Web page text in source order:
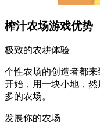
榨汁农场游戏优势
极致的农耕体验
个性农场的创造者都
开始，用一块小地，
多的农场。
发展你的农场